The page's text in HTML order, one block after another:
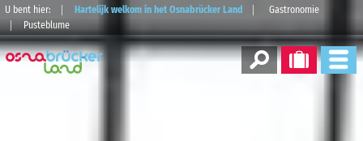
U bent hier: Hartelijk welkom in het Osnabrücker Land
Gastronomie
Pusteblume